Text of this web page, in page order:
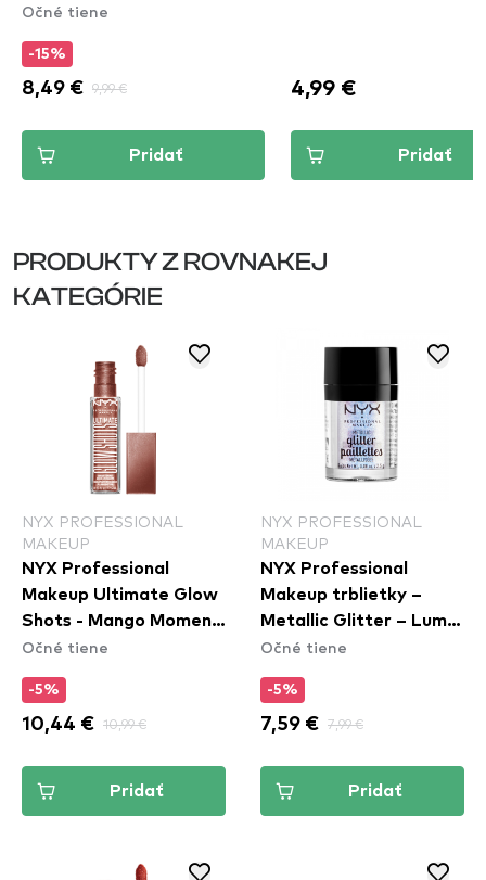
Očné tiene
-15%
8,49 € 9,99 €
Pridať
4,99 €
Pridať
PRODUKTY Z ROVNAKEJ
KATEGÓRIE
NYX PROFESSIONAL
MAKEUP
NYX Professional
Makeup Ultimate Glow
Shots - Mango Moment
(UGS09)
Očné tiene
-5%
10,44 € 10,99 €
Pridať
NYX PROFESSIONAL
MAKEUP
NYX Professional
Makeup trblietky –
Metallic Glitter – Lumi-
Lite (MGLI05)
Očné tiene
-5%
7,59 € 7,99 €
Pridať